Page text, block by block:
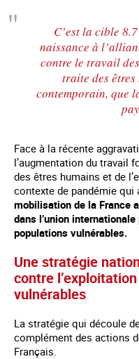
C’est la cible
naissance à
contre le travail
traite des êtres
contemporain, que
Face à la récente
l’augmentation du travail
des êtres humains et de
contexte de pandémie qui
mobilisation de la France
dans l’union
populations vulnérables.
Une stratégie
contre
vulnérables
La stratégie qui découle
complément des actions
Français.